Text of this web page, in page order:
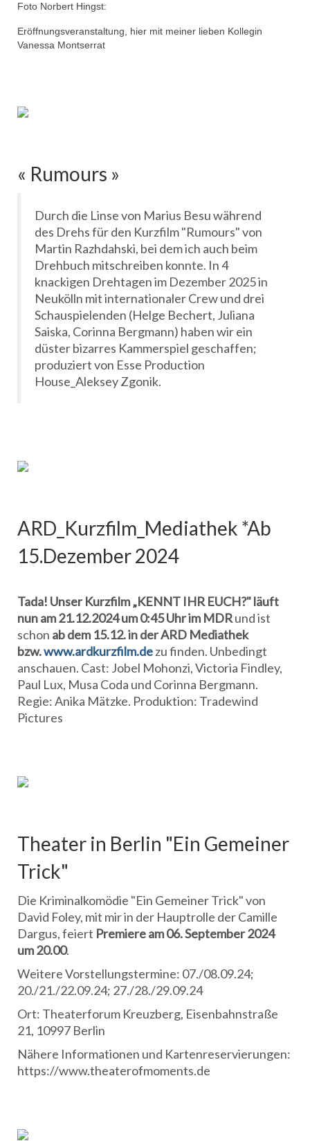
Foto Norbert Hingst:
Eröffnungsveranstaltung, hier mit meiner lieben Kollegin
Vanessa Montserrat
« Rumours »
Durch die Linse von Marius Besu während
des Drehs für den Kurzfilm "Rumours" von
Martin Razhdahski, bei dem ich auch beim
Drehbuch mitschreiben konnte. In 4
knackigen Drehtagen im Dezember 2025 in
Neukölln mit internationaler Crew und drei
Schauspielenden (Helge Bechert, Juliana
Saiska, Corinna Bergmann) haben wir ein
düster bizarres Kammerspiel geschaffen;
produziert von Esse Production
House_Aleksey Zgonik.
ARD_Kurzfilm_Mediathek *Ab
15.Dezember 2024
Tada! Unser Kurzfilm„KENNT IHR EUCH?" läuft
nun am 21.12.2024 um 0:45 Uhr im MDRund ist
schon ab dem 15.12. in der ARD Mediathek
bzw.www.ardkurzfilm.dezu finden. Unbedingt
anschauen. Cast: Jobel Mohonzi, Victoria Findley,
Paul Lux, Musa Coda und Corinna Bergmann.
Regie: Anika Mätzke. Produktion: Tradewind
Pictures
Theater in Berlin "Ein Gemeiner
Trick"
Die Kriminalkomödie "Ein Gemeiner Trick" von
David Foley, mit mir in der Hauptrolle der Camille
Dargus, feiert Premiere am 06. September 2024
um 20.00.
Weitere Vorstellungstermine: 07./08.09.24;
20./21./22.09.24; 27./28./29.09.24
Ort: Theaterforum Kreuzberg, Eisenbahnstraße
21, 10997 Berlin
Nähere Informationen und Kartenreservierungen:
https://www.theaterofmoments.de